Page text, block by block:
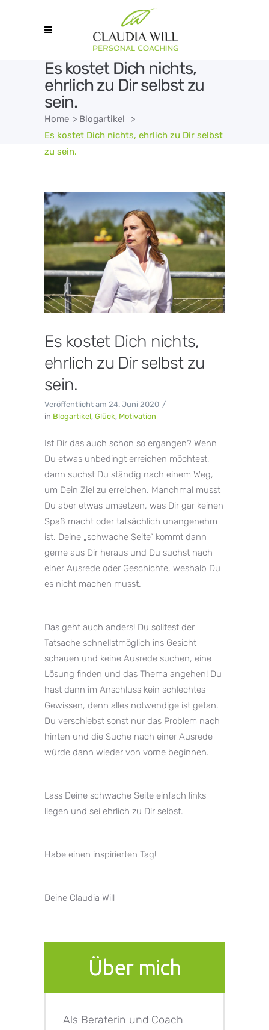
Es kostet Dich nichts,
ehrlich zu Dir selbst zu
sein.
Home > Blogartikel
>
Es kostet Dich nichts, ehrlich zu Dir selbst
zu sein.
Es kostet Dich nichts,
ehrlich zu Dir selbst zu
sein.
Veröffentlicht am 24. Juni 2020
in Blogartikel, Glück, Motivation
Ist Dir das auch schon so ergangen? Wenn
Du etwas unbedingt erreichen möchtest,
dann suchst Du ständig nach einem Weg,
um Dein Ziel zu erreichen. Manchmal musst
Du aber etwas umsetzen, was Dir gar keinen
Spaß macht oder tatsächlich unangenehm
ist. Deine „schwache Seite“ kommt dann
gerne aus Dir heraus und Du suchst nach
einer Ausrede oder Geschichte, weshalb Du
es nicht machen musst.
Das geht auch anders! Du solltest der
Tatsache schnellstmöglich ins Gesicht
schauen und keine Ausrede suchen, eine
Lösung finden und das Thema angehen! Du
hast dann im Anschluss kein schlechtes
Gewissen, denn alles notwendige ist getan.
Du verschiebst sonst nur das Problem nach
hinten und die Suche nach einer Ausrede
würde dann wieder von vorne beginnen.
Lass Deine schwache Seite einfach links
liegen und sei ehrlich zu Dir selbst.
Habe einen inspirierten Tag!
Deine Claudia Will
Über mich
Als Beraterin und Coach